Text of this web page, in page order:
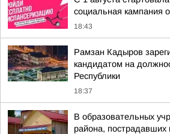
социальная кампания
18:43
Рамзан Кадыров
кандидатом на
Республики
18:37
В образовательных
района, пострадавших